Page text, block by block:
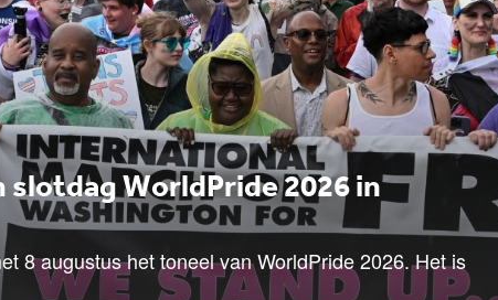
WorldPride 2026 in
8 augustus het toneel van WorldPride 2026. Het is